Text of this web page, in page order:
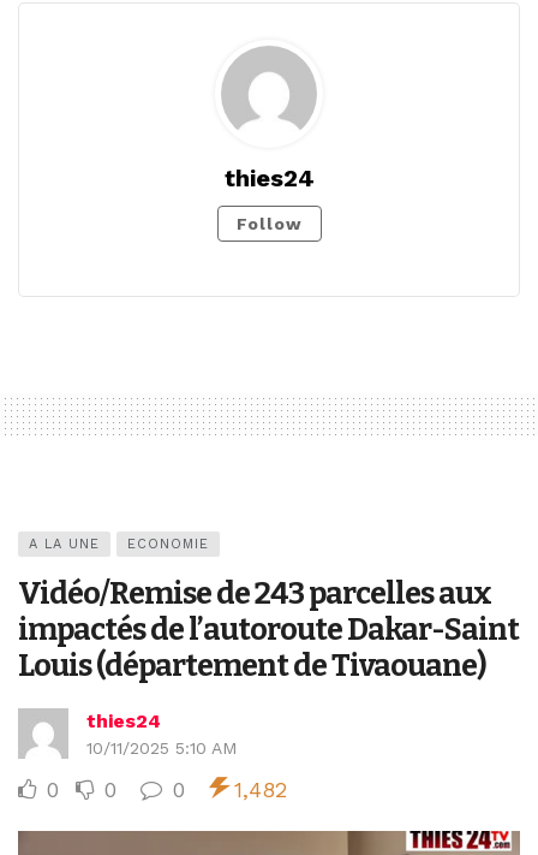
thies24
Follow
A LA UNE ECONOMIE
Vidéo/Remise de 243 parcelles aux
impactés de l’autoroute Dakar-Saint
Louis (département de Tivaouane)
thies24
10/11/2025 5:10 AM
0 0 0 1,482